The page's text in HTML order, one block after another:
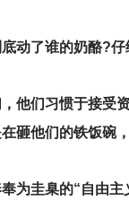
动了谁的奶酪?仔
他们习惯于接受
砸他们的铁饭碗
为圭臬的“自由